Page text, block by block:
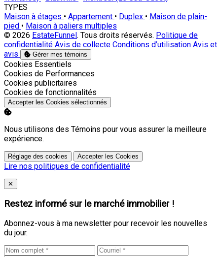
TYPES
Maison à étages • Appartement • Duplex • Maison de plain-
pied • Maison à paliers multiples
© 2026 EstateFunnel. Tous droits réservés. Politique de
confidentialité Avis de collecte Conditions d’utilisation Avis et
avis
Gérer mes témoins
Activer
Cookies Essentiels
Activer
Cookies de Performances
Activer
Cookies publicitaires
Activer
Cookies de fonctionnalités
Accepter les Cookies sélectionnés
Nous utilisons des Témoins pour vous assurer la meilleure
expérience.
Réglage des cookies Accepter les Cookies
Lire nos politiques de confidentialité
Close
✕
Restez informé sur le marché immobilier !
Abonnez-vous à ma newsletter pour recevoir les nouvelles
du jour.